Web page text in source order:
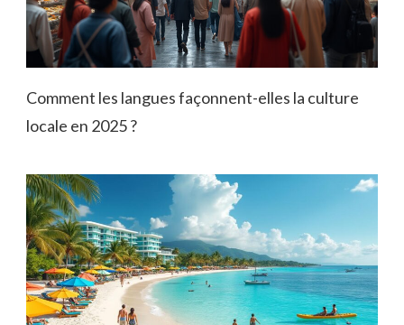
Comment les langues façonnent-elles la culture
locale en 2025 ?